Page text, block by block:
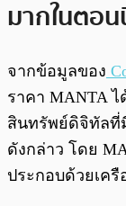
มากในตอ
จากข้อมูลของ
ราคา MANTA
สินทรัพย์ดิจิทัลที่
ดังกล่าว โดย
ประกอบด้วยเค